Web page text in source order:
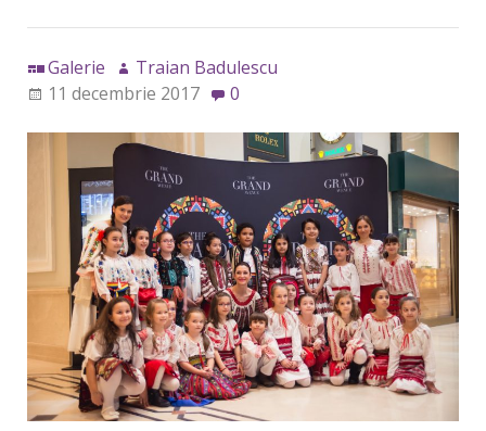
Galerie
Traian Badulescu
11 decembrie 2017
0